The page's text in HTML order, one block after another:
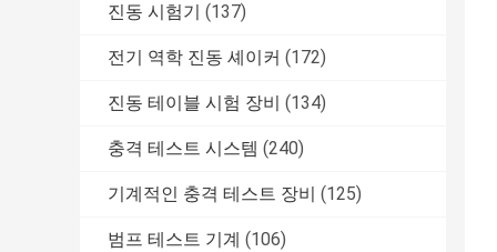
진동 시험기 (137)
전기 역학 진동 셰이커 (172)
진동 테이블 시험 장비 (134)
충격 테스트 시스템 (240)
기계적인 충격 테스트 장비 (125)
범프 테스트 기계 (106)